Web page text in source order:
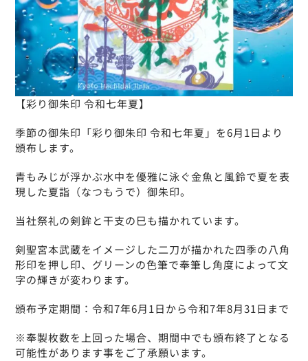
【彩り御朱印 令和七年夏】
季節の御朱印「彩り御朱印 令和七年夏」を6月1日より
頒布します。
青もみじが浮かぶ水中を優雅に泳ぐ金魚と風鈴で夏を表
現した夏詣（なつもうで）御朱印。
当社祭礼の剣鉾と干支の巳も描かれています。
剣聖宮本武蔵をイメージした二刀が描かれた四季の八角
形印を押し印、グリーンの色筆で奉筆し角度によって文
字の輝きが変わります。
頒布予定期間：令和7年6月1日から令和7年8月31日まで
※奉製枚数を上回った場合、期間中でも頒布終了となる
可能性があります事をご了承願います。